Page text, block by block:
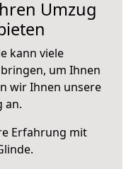
Umzug
kann viele
um Ihnen
wir Ihnen unsere
an.
Erfahrung mit
.